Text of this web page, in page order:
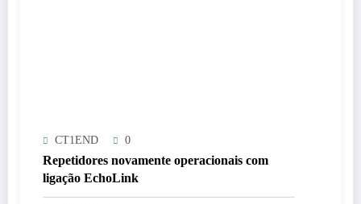
CT1END 0
Repetidores novamente operacionais com
ligação EchoLink